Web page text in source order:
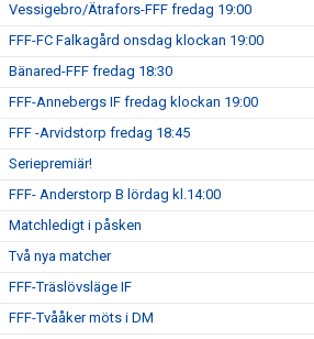
Vessigebro/Ätrafors-FFF fredag 19:00
FFF-FC Falkagård onsdag klockan 19:00
Bänared-FFF fredag 18:30
FFF-Annebergs IF fredag klockan 19:00
FFF -Arvidstorp fredag 18:45
Seriepremiär!
FFF- Anderstorp B lördag kl.14:00
Matchledigt i påsken
Två nya matcher
FFF-Träslövsläge IF
FFF-Tvååker möts i DM